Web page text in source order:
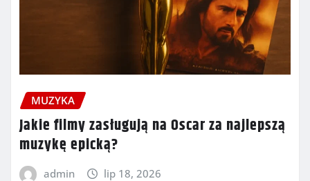
MUZYKA
Jakie filmy zasługują na Oscar za najlepszą
muzykę epicką?
admin lip 18, 2026